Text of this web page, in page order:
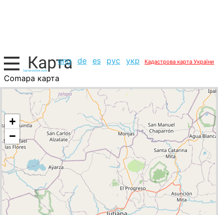
eng de es рус укр Кадастрова карта України
Comapa карта
Гватемала, список міст
+
−